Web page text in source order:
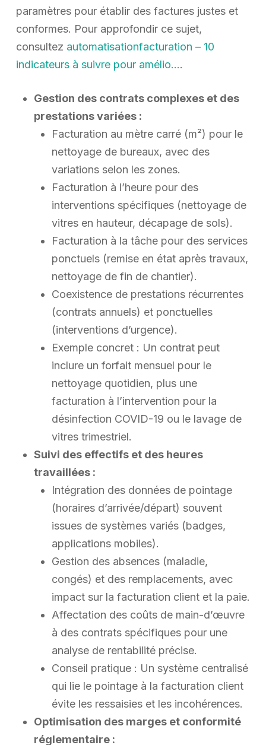
paramètres pour établir des factures justes et
conformes. Pour approfondir ce sujet,
consultez automatisationfacturation – 10
indicateurs à suivre pour amélio….
Gestion des contrats complexes et des
prestations variées :
Facturation au mètre carré (m²) pour le
nettoyage de bureaux, avec des
variations selon les zones.
Facturation à l’heure pour des
interventions spécifiques (nettoyage de
vitres en hauteur, décapage de sols).
Facturation à la tâche pour des services
ponctuels (remise en état après travaux,
nettoyage de fin de chantier).
Coexistence de prestations récurrentes
(contrats annuels) et ponctuelles
(interventions d’urgence).
Exemple concret : Un contrat peut
inclure un forfait mensuel pour le
nettoyage quotidien, plus une
facturation à l’intervention pour la
désinfection COVID-19 ou le lavage de
vitres trimestriel.
Suivi des effectifs et des heures
travaillées :
Intégration des données de pointage
(horaires d’arrivée/départ) souvent
issues de systèmes variés (badges,
applications mobiles).
Gestion des absences (maladie,
congés) et des remplacements, avec
impact sur la facturation client et la paie.
Affectation des coûts de main-d’œuvre
à des contrats spécifiques pour une
analyse de rentabilité précise.
Conseil pratique : Un système centralisé
qui lie le pointage à la facturation client
évite les ressaisies et les incohérences.
Optimisation des marges et conformité
réglementaire :